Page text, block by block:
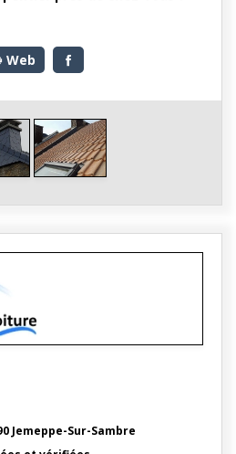
Web
Jemeppe-Sur-Sambre